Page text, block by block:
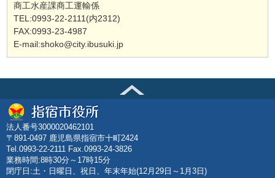
商工水産課商工運輸係
TEL:0993-22-2111(内2312)
FAX:0993-23-4987
E-mail:shoko@city.ibusuki.jp
法人番号3000020462101
〒891-0497 鹿児島県指宿市十町2424
Tel.0993-22-2111 Fax.0993-24-3826
業務時間:8時30分～17時15分
閉庁日:土・日曜日、祝日、年末年始(12月29日～1月3日)